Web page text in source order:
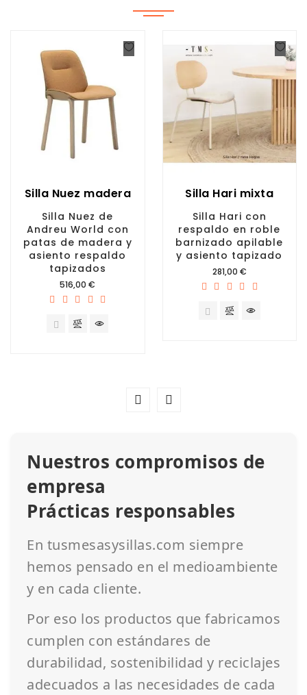
Silla Nuez madera
Silla Nuez de
Andreu World con
patas de madera y
asiento respaldo
tapizados
Precio
516,00 €
Silla Hari mixta
Silla Hari con
respaldo en roble
barnizado apilable
y asiento tapizado
Precio
281,00 €
Nuestros compromisos de
empresa
Prácticas responsables
En tusmesasysillas.com siempre
hemos pensado en el medioambiente
y en cada cliente.
Por eso los productos que fabricamos
cumplen con estándares de
durabilidad, sostenibilidad y reciclajes
adecuados a las necesidades de cada